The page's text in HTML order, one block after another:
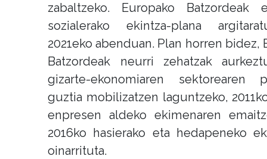
zabaltzeko. Europako Batzordeak
sozialerako ekintza-plana
2021eko abenduan. Plan horren bidez,
Batzordeak neurri zehatzak
gizarte-ekonomiaren sektorearen
guztia mobilizatzen laguntzeko,
enpresen aldeko ekimenaren
2016ko hasierako eta hedapeneko
oinarrituta.